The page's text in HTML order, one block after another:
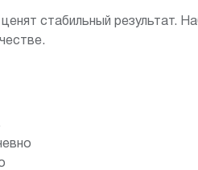
стабильный результат.